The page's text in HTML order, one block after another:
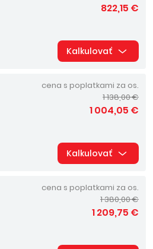
822,15 €
Kalkulovať
cena s poplatkami za os.
1 138,00 €
1 004,05 €
Kalkulovať
cena s poplatkami za os.
1 380,00 €
1 209,75 €